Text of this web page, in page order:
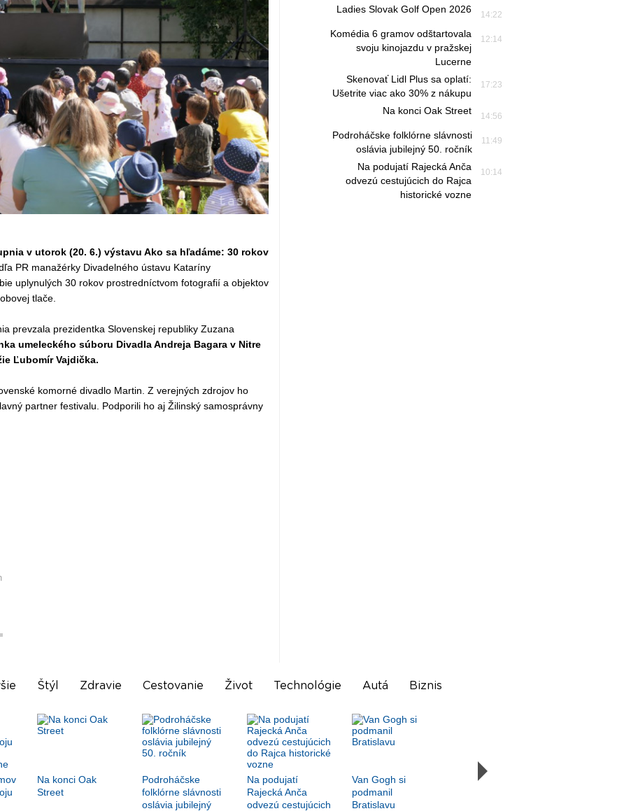
v utorok (20. 6.) výstavu Ako sa hľadáme: 30 rokov
PR manažérky Divadelného ústavu Kataríny
uplynulých 30 rokov prostredníctvom fotografií a objektov
tlače.
prevzala prezidentka Slovenskej republiky Zuzana
umeleckého súboru Divadla Andreja Bagara v Nitre
Ľubomír Vajdička.
komorné divadlo Martin. Z verejných zdrojov ho
partner festivalu. Podporili ho aj Žilinský samosprávny
14:22
Ladies Slovak Golf Open 2026
12:14
Komédia 6 gramov odštartovala
svoju kinojazdu v pražskej
Lucerne
17:23
Skenovať Lidl Plus sa oplatí:
Ušetrite viac ako 30% z nákupu
14:56
Na konci Oak Street
11:49
Podroháčske folklórne slávnosti
oslávia jubilejný 50. ročník
10:14
Na podujatí Rajecká Anča
odvezú cestujúcich do Rajca
historické vozne
Štýl Zdravie Cestovanie Život Technológie Autá Biznis
Na konci Oak
Street
Podroháčske
folklórne slávnosti
oslávia jubilejný
Na podujatí
Rajecká Anča
odvezú cestujúcich
Van Gogh si
podmanil
Bratislavu